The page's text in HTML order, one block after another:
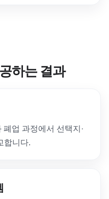
하는 결과
업 과정에서 선택지·
합니다.